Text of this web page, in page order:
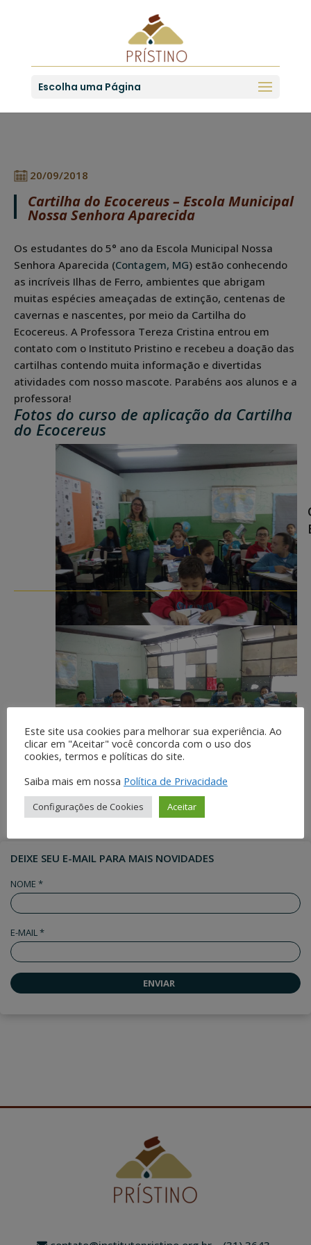
Escolha uma Página
DEIXE SEU E-MAIL PARA MAIS NOVIDADES
NOME *
E-MAIL *
20/09/2018
Cartilha do Ecocereus – Escola Municipal
Nossa Senhora Aparecida
Os estudantes do 5° ano da Escola Municipal Nossa
Senhora Aparecida (Contagem, MG) estão conhecendo
as incríveis Ilhas de Ferro, ambientes que abrigam
muitas espécies ameaçadas de extinção, centenas de
cavernas e nascentes, por meio da Cartilha do
Ecocereus. A Professora Tereza Cristina entrou em
contato com o Instituto Pristino e recebeu a doação das
cartilhas contendo muita informação e divertidas
atividades com nosso mascote. Parabéns aos alunos e a
professora!
Fotos do curso de aplicação da Cartilha
do Ecocereus
Este site usa cookies para melhorar sua experiência. Ao
clicar em "Aceitar" você concorda com o uso dos
cookies, termos e políticas do site.
Saiba mais em nossa Política de Privacidade
Configurações de Cookies Aceitar